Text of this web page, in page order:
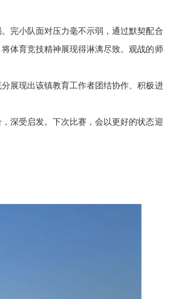
完小队面对压力毫不示弱，通过默契配合
体育竞技精神展现得淋漓尽致。观战的师
展现出该镇教育工作者团结协作、积极进
深受启发。下次比赛，会以更好的状态迎